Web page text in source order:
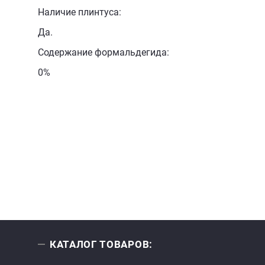
Наличие плинтуса:
Да.
Содержание формальдегида:
0%
КАТАЛОГ ТОВАРОВ: